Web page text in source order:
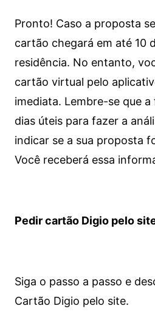
Pronto! Caso a proposta
cartão chegará em até 10
residência. No entanto,
cartão virtual pelo
imediata. Lembre-se que
dias úteis para fazer a
indicar se a sua proposta
Você receberá essa
Pedir cartão Digio pelo
Siga o passo a passo e
Cartão Digio pelo site.